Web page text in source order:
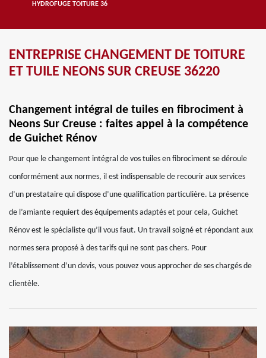
HYDROFUGE TOITURE 36
ENTREPRISE CHANGEMENT DE TOITURE
ET TUILE NEONS SUR CREUSE 36220
Changement intégral de tuiles en fibrociment à
Neons Sur Creuse : faites appel à la compétence
de Guichet Rénov
Pour que le changement intégral de vos tuiles en fibrociment se déroule
conformément aux normes, il est indispensable de recourir aux services
d’un prestataire qui dispose d’une qualification particulière. La présence
de l’amiante requiert des équipements adaptés et pour cela, Guichet
Rénov est le spécialiste qu’il vous faut. Un travail soigné et répondant aux
normes sera proposé à des tarifs qui ne sont pas chers. Pour
l’établissement d’un devis, vous pouvez vous approcher de ses chargés de
clientèle.